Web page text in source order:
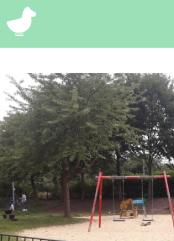
Suchen
Eintragen
App
Blog
Partner